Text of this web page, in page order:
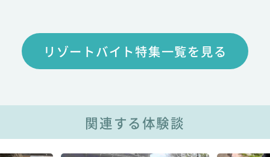
リゾートバイト特集一覧を見る
関連する体験談